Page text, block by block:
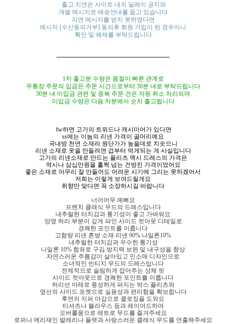
출고 지연은 사이트 내의 딜레이 공지와
개별 메시지로 배송안내를 돕고 있습니다
지연 메시지를 받지 못하였다면
메시지 [수신동의거부] 동의후 회원 가입이 된 경우이니
확인 및 해제를 부탁드립니다
--------------------------------------------------------
1차 출고분 수량은 품절이 빠른 관계로
무통장 주문의 입금은 주문 시간으로부터 30분 내로 부탁드립니다
30분 내 미입금 관련 및 중복 주문 건은 자동 취소 처리되며
미입금 수량은 다음 차분에서 순차 출고됩니다
fw하면 고가의 트위드나 캐시미어가 있다면
ss에는 이놈의 리넨 가격이 골머리예요
국내방 천연 소재라 원단가가 높을데로 치솟으니
리넨 소재로 옷을 만들려면 겁부터 먹게되는 게 사실입니다
고가의 리넨소재로 만드는 플리츠 맥시 드레스의 가격은
역시나 삼십만원을 훌쩍 넘는 건방진 가격이었어요
좋은 소재로 아무리 잘 만들어도 어려운 시기에 그리는 못하겠어서
저희는 이렇게 보여드릴게요
취향만 맞다면 꼭 소장하시길 바랍니다
너어어무 예뻐요
프렌치 클래식 무드의 드레스입니다
내추럴한 터치감과 통기성이 좋고 가벼워요
양옆 허리 부분이 깊게 파인 사이드 컷아웃 디테일로
경쾌한 포인트를 이룹니다
고함량 리넨 혼방 소재 리넨 90% 나일론10%
내추럴한 터치감과 우수한 통기성
나일론 10% 함유로 구김 방지력 보완 및 내구성을 향상
자연스러운 주름감이 살아있고 민소매 디자인으로
소녀적인 빈티지 무드의 드레스입니다
전체적으로 슬림하게 잡아주는 상체 핏
사이드 컷아웃으로 경쾌한 포인트를 이룹니다
허리선 아래로 풍성하게 퍼지는 박스 플리츠와
옆선의 사이드 포켓으로 실용성과 편리함을 확보합니다
후면의 지퍼 마감으로 클로징을 도와요
티셔츠나 블라우스 등과 레이어드하여
오버롤풍으로 레트로 무드를 즐겨주세요
로퍼나 메리재인 발레리나 플랫과 사랑스러운 클래식 무드를 연출해주세요